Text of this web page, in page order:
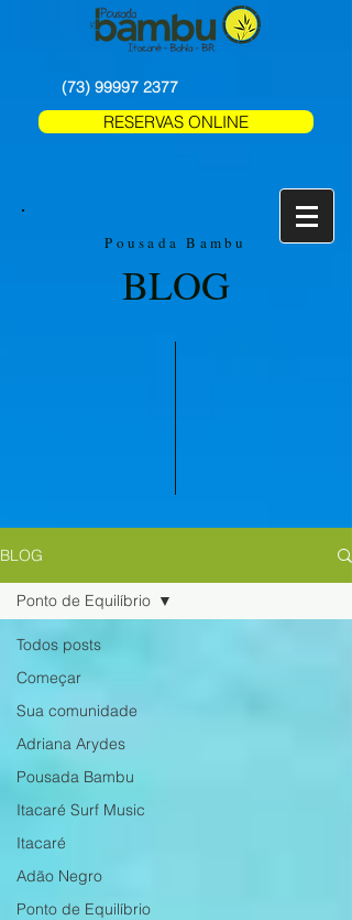
(73) 99997 2377
RESERVAS ONLINE
Pousada Bambu
BLOG
BLOG
Todos posts
Começar
Sua comunidade
Adriana Arydes
Pousada Bambu
Itacaré Surf Music
Itacaré
Adão Negro
Ponto de Equilíbrio
Ponto de Equilíbrio